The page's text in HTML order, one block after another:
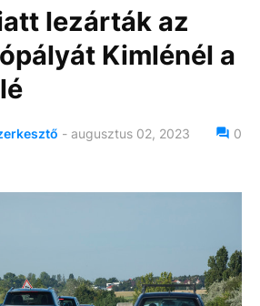
lezárták az
Kimlénél a
- augusztus 02, 2023 0